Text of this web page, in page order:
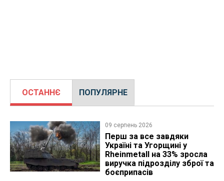
ОСТАННЄ ПОПУЛЯРНЕ
09 серпень 2026
Перш за все завдяки
Україні та Угорщині у
Rheinmetall на 33% зросла
виручка підрозділу зброї та
боєприпасів